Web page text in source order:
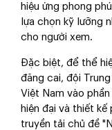
hiệu ứng phong
lựa chọn kỹ lưỡng
cho người xem.
Đặc biệt, để thể
đăng cai, đội
Việt Nam vào
hiện đại và thiết
truyền tải chủ đề